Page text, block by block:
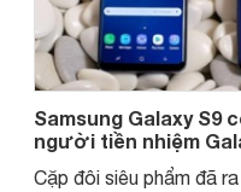
Samsung Galaxy S9
người tiền nhiệm
Cặp đôi siêu phẩm đã